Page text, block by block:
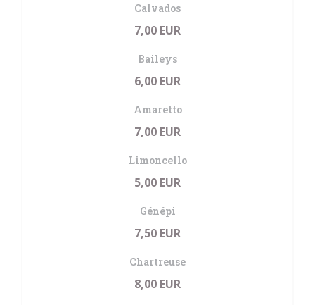
Calvados
7,00 EUR
Baileys
6,00 EUR
Amaretto
7,00 EUR
Limoncello
5,00 EUR
Génépi
7,50 EUR
Chartreuse
8,00 EUR